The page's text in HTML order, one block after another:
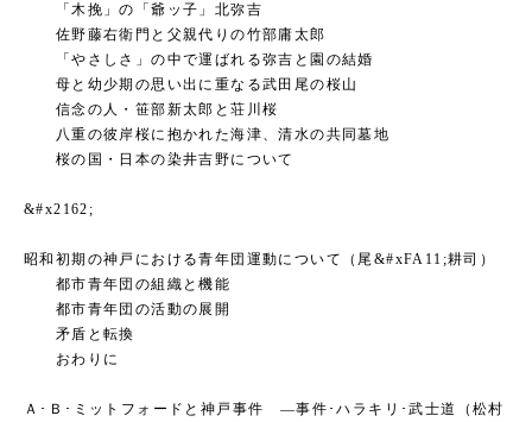
「木挽」の「爺ッ子」北弥吉
佐野藤右衛門と父親代りの竹部庸太郎
「やさしさ」の中で運ばれる弥吉と園の結婚
母と幼少期の思い出に重なる武田尾の桜山
信念の人・笹部新太郎と荘川桜
八重の彼岸桜に抱かれた海津、清水の共同墓地
桜の国・日本の染井吉野について
&#x2162;
昭和初期の神戸における青年団運動について（尾&#xFA11;耕司）
都市青年団の組織と機能
都市青年団の活動の展開
矛盾と転換
おわりに
Ａ･Ｂ･ミットフォードと神戸事件 ―事件･ハラキリ･武士道（松村